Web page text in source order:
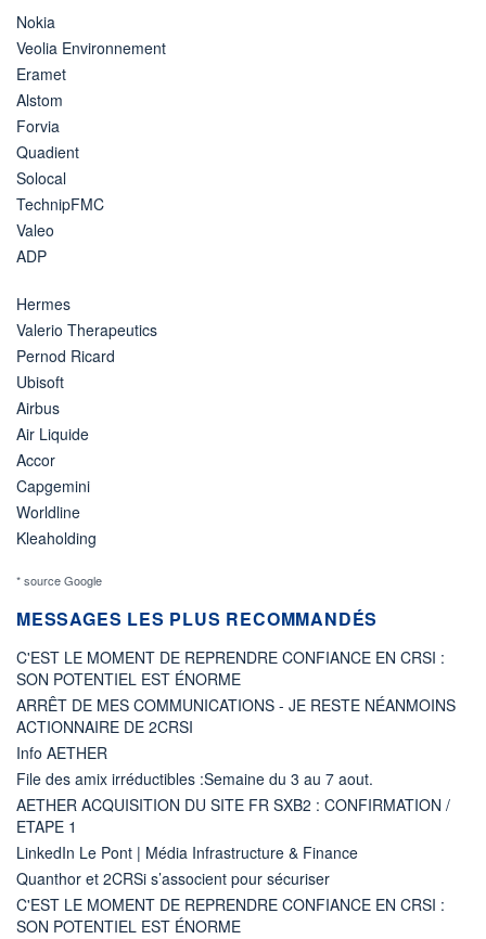
Nokia
Veolia Environnement
Eramet
Alstom
Forvia
Quadient
Solocal
TechnipFMC
Valeo
ADP
Hermes
Valerio Therapeutics
Pernod Ricard
Ubisoft
Airbus
Air Liquide
Accor
Capgemini
Worldline
Kleaholding
* source Google
MESSAGES LES PLUS RECOMMANDÉS
C'EST LE MOMENT DE REPRENDRE CONFIANCE EN CRSI :
SON POTENTIEL EST ÉNORME
ARRÊT DE MES COMMUNICATIONS - JE RESTE NÉANMOINS
ACTIONNAIRE DE 2CRSI
Info AETHER
File des amix irréductibles :Semaine du 3 au 7 aout.
AETHER ACQUISITION DU SITE FR SXB2 : CONFIRMATION /
ETAPE 1
LinkedIn Le Pont | Média Infrastructure & Finance
Quanthor et 2CRSi s’associent pour sécuriser
C'EST LE MOMENT DE REPRENDRE CONFIANCE EN CRSI :
SON POTENTIEL EST ÉNORME